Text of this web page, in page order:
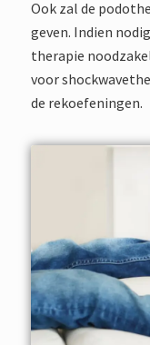
Ook zal de
geven. Indien
therapie
voor
de rekoefeningen.